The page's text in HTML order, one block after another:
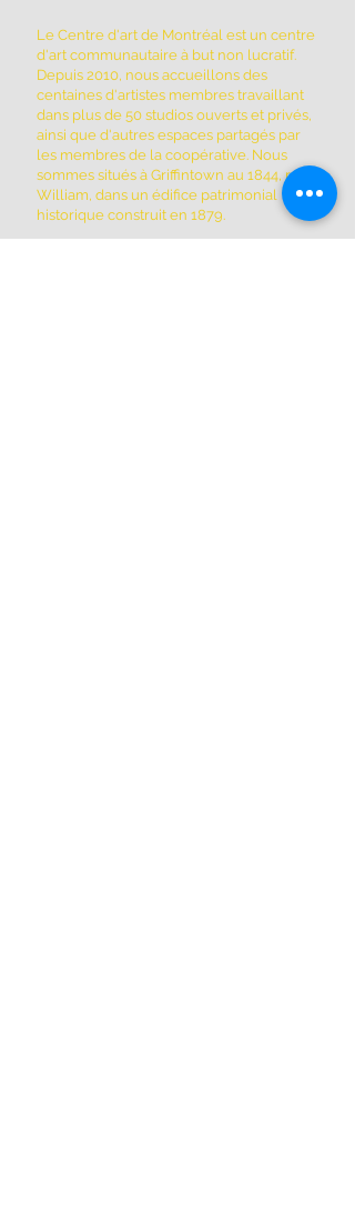
Le Centre d'art de Montréal est un centre
d'art communautaire à but non lucratif.
Depuis 2010, nous accueillons des
centaines d'artistes membres travaillant
dans plus de 50 studios ouverts et privés,
ainsi que d'autres espaces partagés par
les membres de la coopérative. Nous
sommes situés à Griffintown au 1844, rue
William, dans un édifice patrimonial
historique construit en 1879.